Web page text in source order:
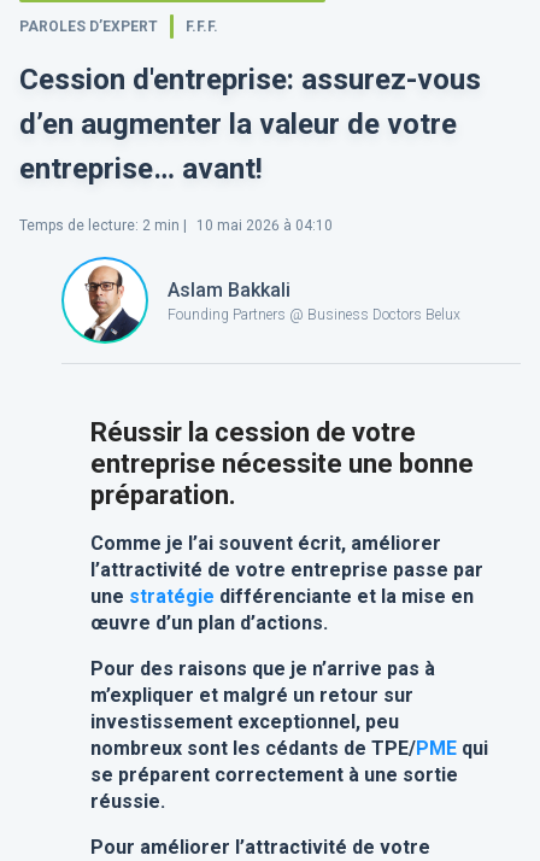
PAROLES D’EXPERT F.F.F.
Cession d'entreprise: assurez-vous
d’en augmenter la valeur de votre
entreprise… avant!
Temps de lecture: 2 min | 10 mai 2026 à 04:10
Aslam Bakkali
Founding Partners @ Business Doctors Belux
Réussir la cession de votre
entreprise nécessite une bonne
préparation.
Comme je l’ai souvent écrit, améliorer
l’attractivité de votre entreprise passe par
une stratégie différenciante et la mise en
œuvre d’un plan d’actions.
Pour des raisons que je n’arrive pas à
m’expliquer et malgré un retour sur
investissement exceptionnel, peu
nombreux sont les cédants de TPE/PMEqui
se préparent correctement à une sortie
réussie.
Pour améliorer l’attractivité de votre